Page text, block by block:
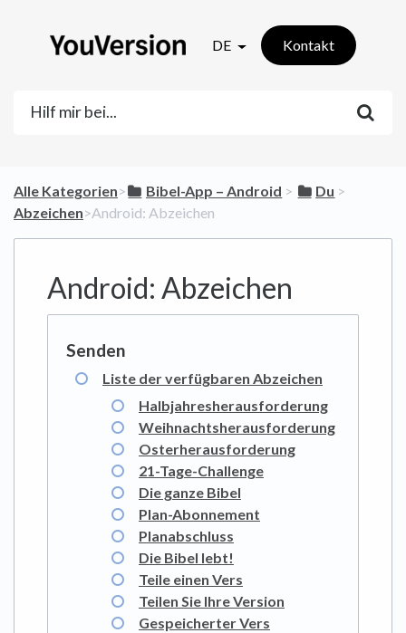
DE Kontakt
Alle Kategorien​>​ ​Bibel-App – Android ​ > ​ ​Du ​ > ​
Abzeichen​>​ Android: Abzeichen
Android: Abzeichen
Liste der verfügbaren Abzeichen
Halbjahresherausforderung
Weihnachtsherausforderung
Osterherausforderung
21-Tage-Challenge
Die ganze Bibel
Plan-Abonnement
Planabschluss
Die Bibel lebt!
Teile einen Vers
Teilen Sie Ihre Version
Gespeicherter Vers